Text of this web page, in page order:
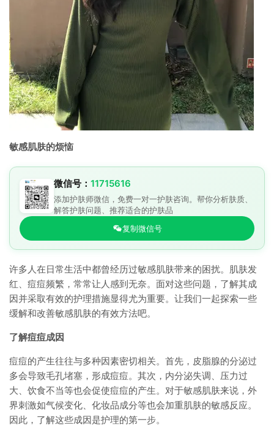
敏感肌肤的烦恼
微信号： 11715616
添加护肤师微信，免费一对一护肤咨询。帮你分析肤质、
解答护肤问题、推荐适合的护肤品
复制微信号
许多人在日常生活中都曾经历过敏感肌肤带来的困扰。肌肤发
红、痘痘频繁，常常让人感到无奈。面对这些问题，了解其成
因并采取有效的护理措施显得尤为重要。让我们一起探索一些
缓解和改善敏感肌肤的有效方法吧。
了解痘痘成因
痘痘的产生往往与多种因素密切相关。首先，皮脂腺的分泌过
多会导致毛孔堵塞，形成痘痘。其次，内分泌失调、压力过
大、饮食不当等也会促使痘痘的产生。对于敏感肌肤来说，外
界刺激如气候变化、化妆品成分等也会加重肌肤的敏感反应。
因此，了解这些成因是护理的第一步。